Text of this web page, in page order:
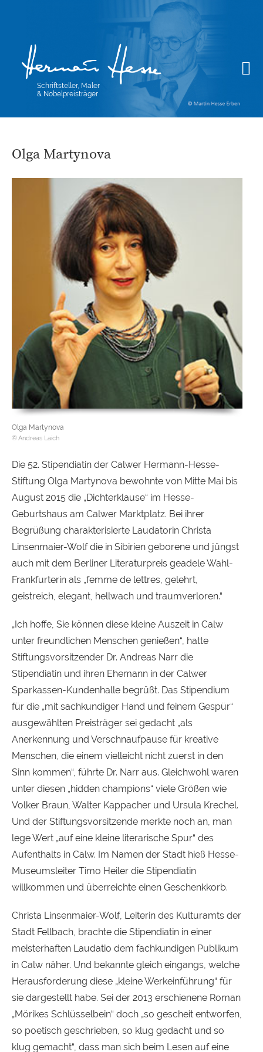
Schriftsteller, Maler
& Nobelpreisträger
Olga Martynova
Olga Martynova
Andreas Laich
Die 52. Stipendiatin der Calwer Hermann-Hesse-
Stiftung Olga Martynova bewohnte von Mitte Mai bis
August 2015 die „Dichterklause“ im Hesse-
Geburtshaus am Calwer Marktplatz. Bei ihrer
Begrüßung charakterisierte Laudatorin Christa
Linsenmaier-Wolf die in Sibirien geborene und jüngst
auch mit dem Berliner Literaturpreis geadele Wahl-
Frankfurterin als „femme de lettres, gelehrt,
geistreich, elegant, hellwach und traumverloren.“
„Ich hoffe, Sie können diese kleine Auszeit in Calw
unter freundlichen Menschen genießen“, hatte
Stiftungsvorsitzender Dr. Andreas Narr die
Stipendiatin und ihren Ehemann in der Calwer
Sparkassen-Kundenhalle begrüßt. Das Stipendium
für die „mit sachkundiger Hand und feinem Gespür“
ausgewählten Preisträger sei gedacht „als
Anerkennung und Verschnaufpause für kreative
Menschen, die einem vielleicht nicht zuerst in den
Sinn kommen“, führte Dr. Narr aus. Gleichwohl waren
unter diesen „hidden champions“ viele Größen wie
Volker Braun, Walter Kappacher und Ursula Krechel.
Und der Stiftungsvorsitzende merkte noch an, man
lege Wert „auf eine kleine literarische Spur“ des
Aufenthalts in Calw. Im Namen der Stadt hieß Hesse-
Museumsleiter Timo Heiler die Stipendiatin
willkommen und überreichte einen Geschenkkorb.
Christa Linsenmaier-Wolf, Leiterin des Kulturamts der
Stadt Fellbach, brachte die Stipendiatin in einer
meisterhaften Laudatio dem fachkundigen Publikum
in Calw näher. Und bekannte gleich eingangs, welche
Herausforderung diese „kleine Werkeinführung“ für
sie dargestellt habe. Sei der 2013 erschienene Roman
„Mörikes Schlüsselbein“ doch „so gescheit entworfen,
so poetisch geschrieben, so klug gedacht und so
klug gemacht“, dass man sich beim Lesen auf eine